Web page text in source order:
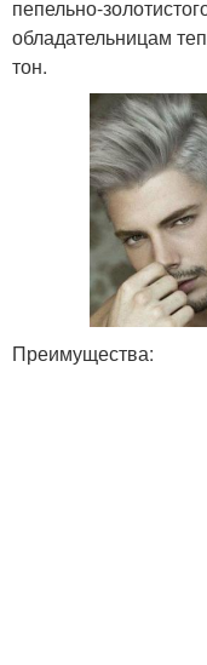
пепельно-
обладательницам
тон.
Преимущества: